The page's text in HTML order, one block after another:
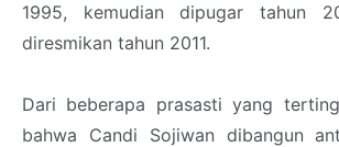
1995, kemudian dipugar tahun
diresmikan tahun 2011.
Dari beberapa prasasti yang
bahwa Candi Sojiwan dibangun